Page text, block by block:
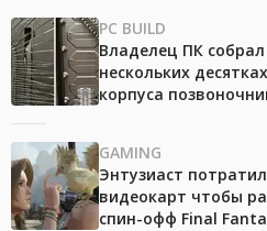
PC BUILD
Владелец ПК
нескольких
корпуса
GAMING
Энтузиаст
видеокарт чтобы
спин-офф Final